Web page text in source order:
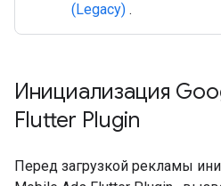
(Legacy) .
Инициализация
Flutter Plugin
Перед загрузкой рекламы